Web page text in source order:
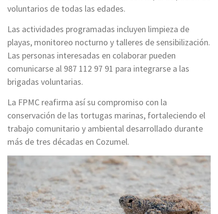
voluntarios de todas las edades.
Las actividades programadas incluyen limpieza de
playas, monitoreo nocturno y talleres de sensibilización.
Las personas interesadas en colaborar pueden
comunicarse al 987 112 97 91 para integrarse a las
brigadas voluntarias.
La FPMC reafirma así su compromiso con la
conservación de las tortugas marinas, fortaleciendo el
trabajo comunitario y ambiental desarrollado durante
más de tres décadas en Cozumel.